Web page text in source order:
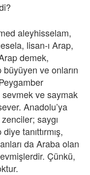
aleyhisselam,
lisan-ı Arap,
demek,
büyüyen ve onların
sevmek ve saymak
Anadolu’ya
saygı
tanıttırmış,
da Araba olan
Çünkü,